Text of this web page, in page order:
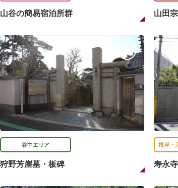
山谷の簡易宿泊所群 山田
谷中エリア
狩野芳崖墓・板碑
根岸・
寿永寺